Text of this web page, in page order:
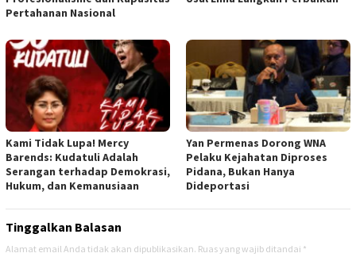
Pertahanan Nasional
Kami Tidak Lupa! Mercy
Barends: Kudatuli Adalah
Serangan terhadap Demokrasi,
Hukum, dan Kemanusiaan
Yan Permenas Dorong WNA
Pelaku Kejahatan Diproses
Pidana, Bukan Hanya
Dideportasi
Tinggalkan Balasan
Alamat email Anda tidak akan dipublikasikan. Ruas yang wajib ditandai *